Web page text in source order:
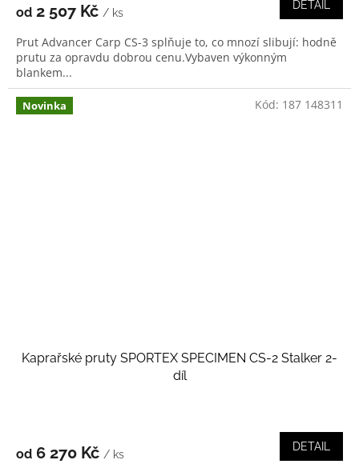
od 2 507 Kč / ks
DETAIL
Prut Advancer Carp CS-3 splňuje to, co mnozí slibují: hodně
prutu za opravdu dobrou cenu.Vybaven výkonným
blankem...
Novinka
Kaprařské pruty SPORTEX SPECIMEN CS-2 Stalker 2-
díl
od 6 270 Kč / ks
DETAIL
Kód: 187 148311